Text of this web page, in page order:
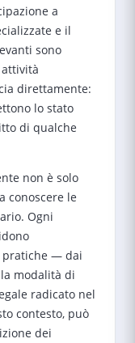
a
e il
sono
direttamente:
lo stato
di qualche
non è solo
conoscere le
Ogni
pratiche — dai
modalità di
radicato nel
contesto, può
dei